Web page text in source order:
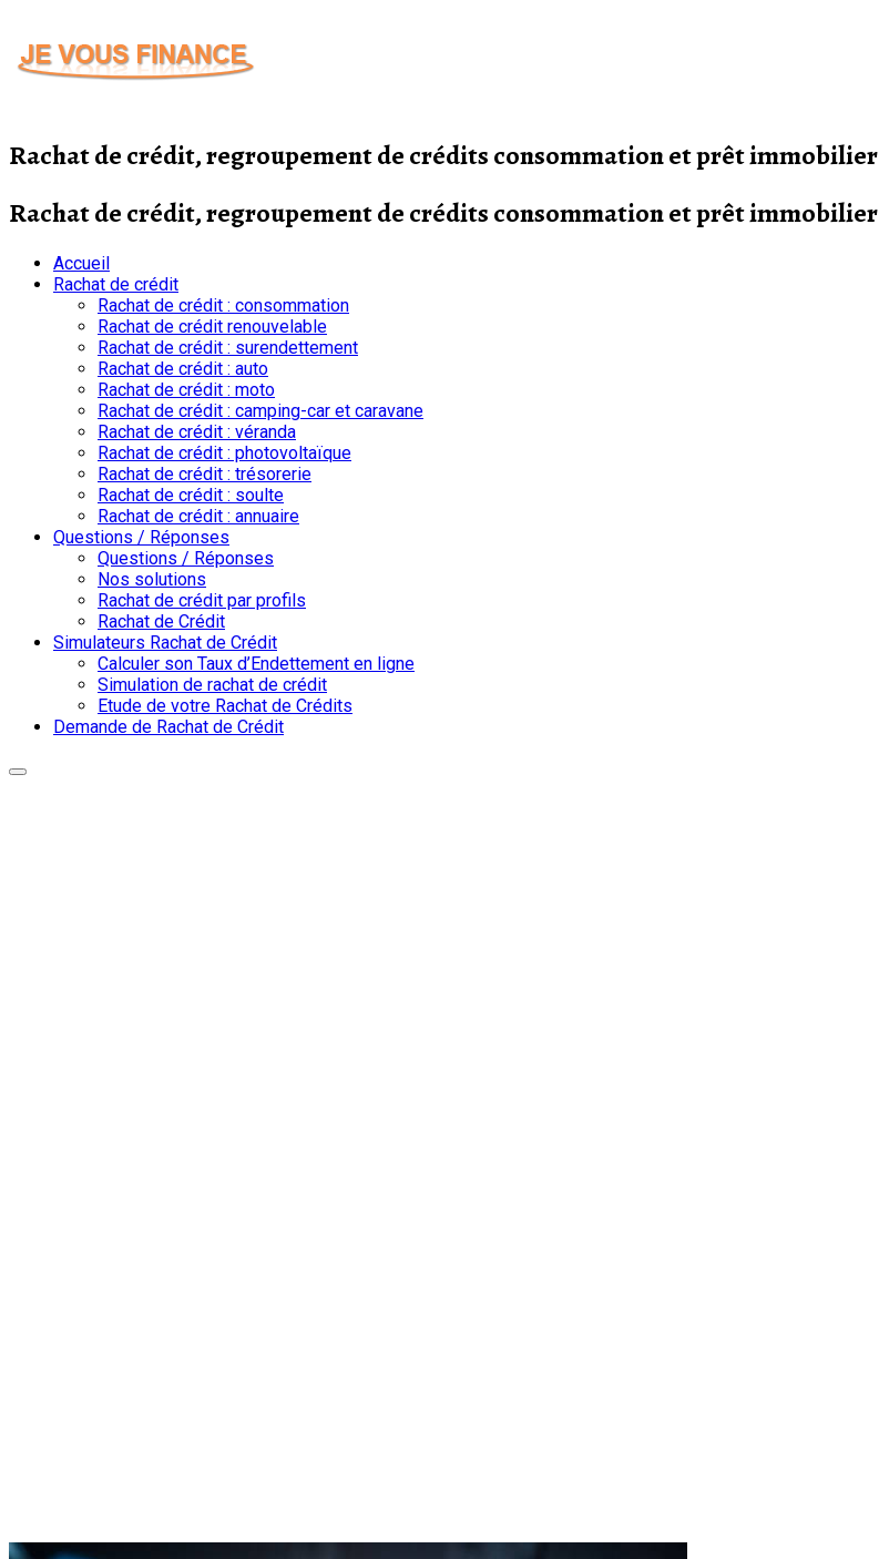
contenu
Rachat de crédit, regroupement de crédits consommation et prêt immobilier
Rachat de crédit, regroupement de crédits consommation et prêt immobilier
Accueil
Rachat de crédit
Rachat de crédit : consommation
Rachat de crédit renouvelable
Rachat de crédit : surendettement
Rachat de crédit : auto
Rachat de crédit : moto
Rachat de crédit : camping-car et caravane
Rachat de crédit : véranda
Rachat de crédit : photovoltaïque
Rachat de crédit : trésorerie
Rachat de crédit : soulte
Rachat de crédit : annuaire
Questions / Réponses
Questions / Réponses
Nos solutions
Rachat de crédit par profils
Rachat de Crédit
Simulateurs Rachat de Crédit
Calculer son Taux d’Endettement en ligne
Simulation de rachat de crédit
Etude de votre Rachat de Crédits
Demande de Rachat de Crédit